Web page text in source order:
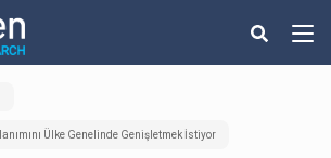
Ülke Genelinde Genişletmek İstiyor